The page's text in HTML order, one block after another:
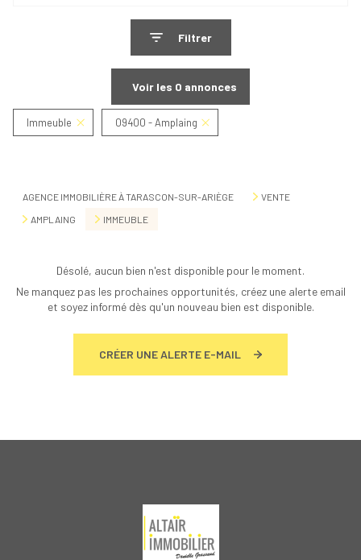
Filtrer
Voir les 0 annonces
Immeuble 09400 - Amplaing
AGENCE IMMOBILIÈRE À TARASCON-SUR-ARIÈGE
VENTE
AMPLAING
IMMEUBLE
Désolé, aucun bien n'est disponible pour le moment.
Ne manquez pas les prochaines opportunités, créez une alerte email
et soyez informé dès qu'un nouveau bien est disponible.
CRÉER UNE ALERTE E-MAIL